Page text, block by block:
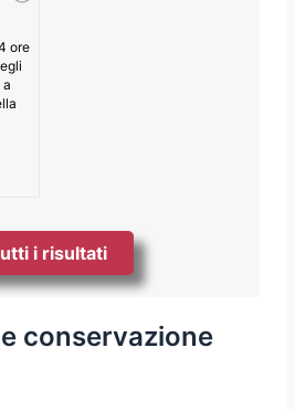
ore
i risultati
conservazione